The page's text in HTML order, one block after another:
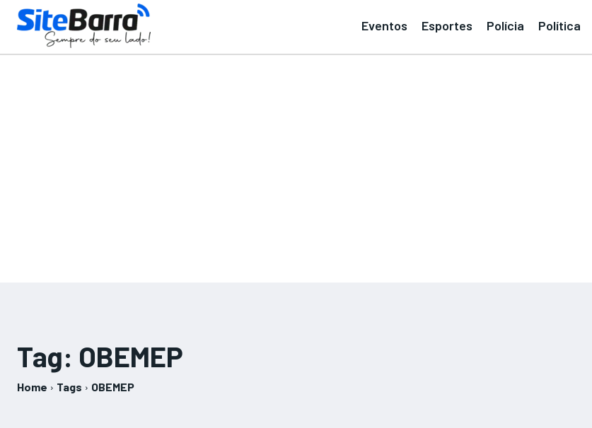
Eventos Esportes Polícia Política
Tag: OBEMEP
Home Tags OBEMEP